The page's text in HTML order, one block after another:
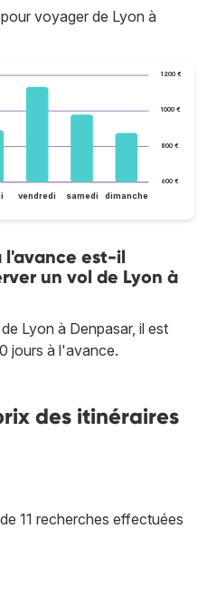
voyager de Lyon à
600 €
800 €
1 000 €
1 200 €
vendredi samedi dimanche
l'avance est-il
un vol de Lyon à
Lyon à Denpasar, il est
jours à l'avance.
des itinéraires
11 recherches effectuées